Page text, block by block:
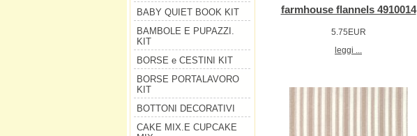
BABY QUIET BOOK KIT
BAMBOLE E PUPAZZI.
KIT
BORSE e CESTINI KIT
BORSE PORTALAVORO
KIT
BOTTONI DECORATIVI
CAKE MIX.E CUPCAKE
farmhouse flannels 4910014
5.75EUR
leggi ...